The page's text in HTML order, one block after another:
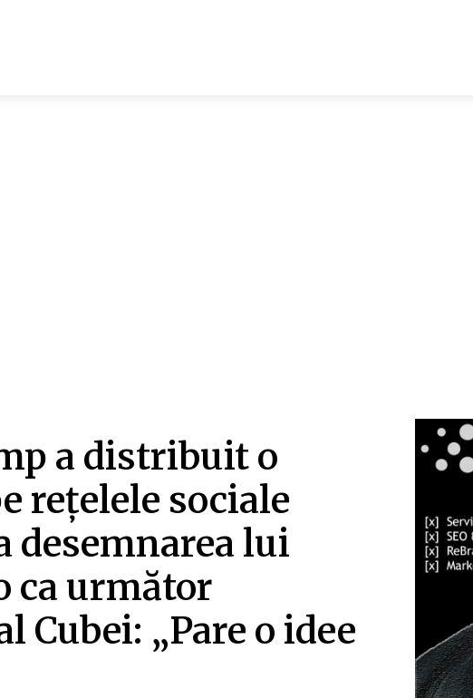
a distribuit o
rețelele sociale
desemnarea lui
ca următor
Cubei: „Pare o idee